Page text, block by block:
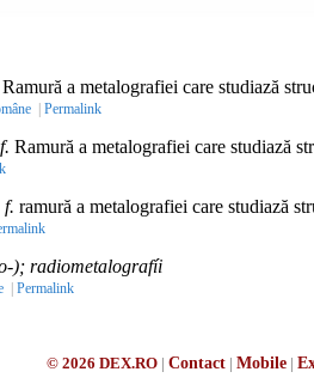
Ramură a metalografiei care studiază
| Permalink
Ramură a metalografiei care studiază
f. ramură a metalografiei care studiază
); radiometalografíi
| Permalink
© 2026 DEX.RO| Contact| Mobile|